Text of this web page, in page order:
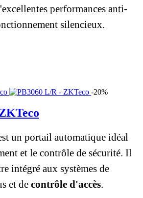
performances anti-
silencieux.
-20%
un portail automatique idéal
et le contrôle de sécurité. Il
intégré aux systèmes de
et de contrôle d'accès.